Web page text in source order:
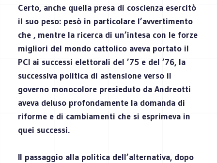
Certo, anche quella presa di coscienza esercitò
il suo peso: pesò in particolare l’avvertimento
che , mentre la ricerca di un’intesa con le forze
migliori del mondo cattolico aveva portato il
PCI ai successi elettorali del ’75 e del ’76, la
successiva politica di astensione verso il
governo monocolore presieduto da Andreotti
aveva deluso profondamente la domanda di
riforme e di cambiamenti che si esprimeva in
quei successi.
Il passaggio alla politica dell’alternativa, dopo